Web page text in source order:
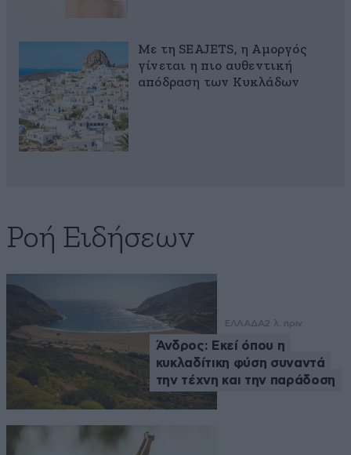
Με τη SEAJETS, η Αμοργός
γίνεται η πιο αυθεντική
απόδραση των Κυκλάδων
Ροή Ειδήσεων
ΕΛΛΑΔΑ2 λ. πριν
Άνδρος: Εκεί όπου η
κυκλαδίτικη φύση συναντά
την τέχνη και την παράδοση